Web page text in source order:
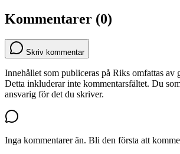
Kommentarer (0)
Skriv kommentar
Innehållet som publiceras på Riks omfattas av
Detta inkluderar inte kommentarsfältet. Du
ansvarig för det du skriver.
Inga kommentarer än. Bli den första att